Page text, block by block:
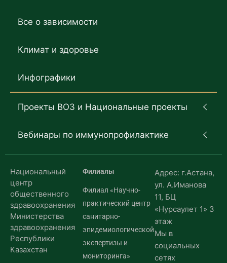
Все о зависимости
Климат и здоровье
Инфографики
Проекты ВОЗ и Национальные проекты
Вебинары по иммунопрофилактике
Национальный
центр
общественного
здравоохранения
Министерства
здравоохранения
Республики
Казахстан
Филиалы
Филиал «Научно-
практический центр
санитарно-
эпидемиологической
экспертизы и
мониторинга»
Адрес: г.Астана,
ул. А.Иманова
11, БЦ
«Нурсаулет 1» 3
этаж
Мы в
социальных
сетях